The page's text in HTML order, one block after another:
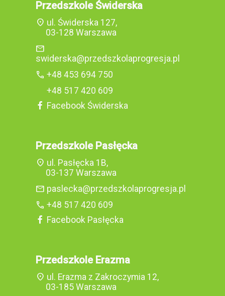
Przedszkole Świderska
location_on ul. Świderska 127,
03-128 Warszawa
mail
swiderska@przedszkolaprogresja.pl
call +48 453 694 750
+48 517 420 609
Facebook Świderska
Przedszkole Pasłęcka
location_on ul. Pasłęcka 1B,
03-137 Warszawa
mail paslecka@przedszkolaprogresja.pl
call +48 517 420 609
Facebook Pasłęcka
Przedszkole Erazma
location_on ul. Erazma z Zakroczymia 12,
03-185 Warszawa